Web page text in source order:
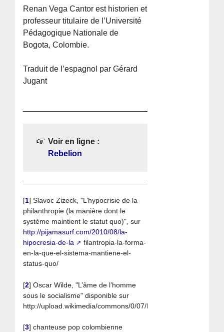
Renan Vega Cantor est historien et
professeur titulaire de l’Université
Pédagogique Nationale de
Bogota, Colombie.
Traduit de l’espagnol par Gérard
Jugant
Voir en ligne :
Rebelion
[1]Slavoc Zizeck, "L’hypocrisie de la
philanthropie (la manière dont le
système maintient le statut quo)", sur
http://pijamasurf.com/2010/08/la-
hipocresia-de-la
filantropia-la-forma-
en-la-que-el-sistema-mantiene-el-
status-quo/
[2]Oscar Wilde, "L’âme de l’homme
sous le socialisme" disponible sur
http://upload.wikimedia/commons/0/07/
[3]chanteuse pop colombienne